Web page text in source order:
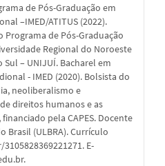
de Pós-Graduação em
–IMED/ATITUS (2022).
de Pós-Graduação
Regional do Noroeste
– UNIJUÍ. Bacharel em
- IMED (2020). Bolsista do
neoliberalismo e
direitos humanos e as
pela CAPES. Docente
Brasil (ULBRA). Currículo
E-